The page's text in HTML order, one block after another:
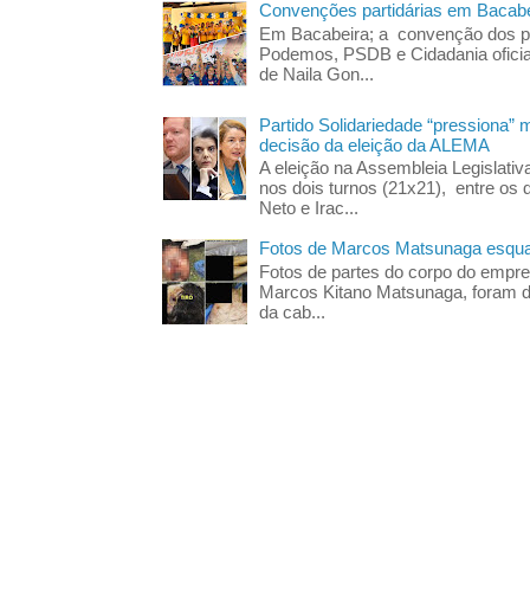
Convenções partidárias em
Em Bacabeira; a convenção dos
Podemos, PSDB e Cidadania
de Naila Gon...
Partido Solidariedade “pressiona”
decisão da eleição da ALEMA
A eleição na Assembleia
nos dois turnos (21x21), entre os
Neto e Irac...
Fotos de Marcos Matsunaga
Fotos de partes do corpo do
Marcos Kitano Matsunaga, foram
da cab...